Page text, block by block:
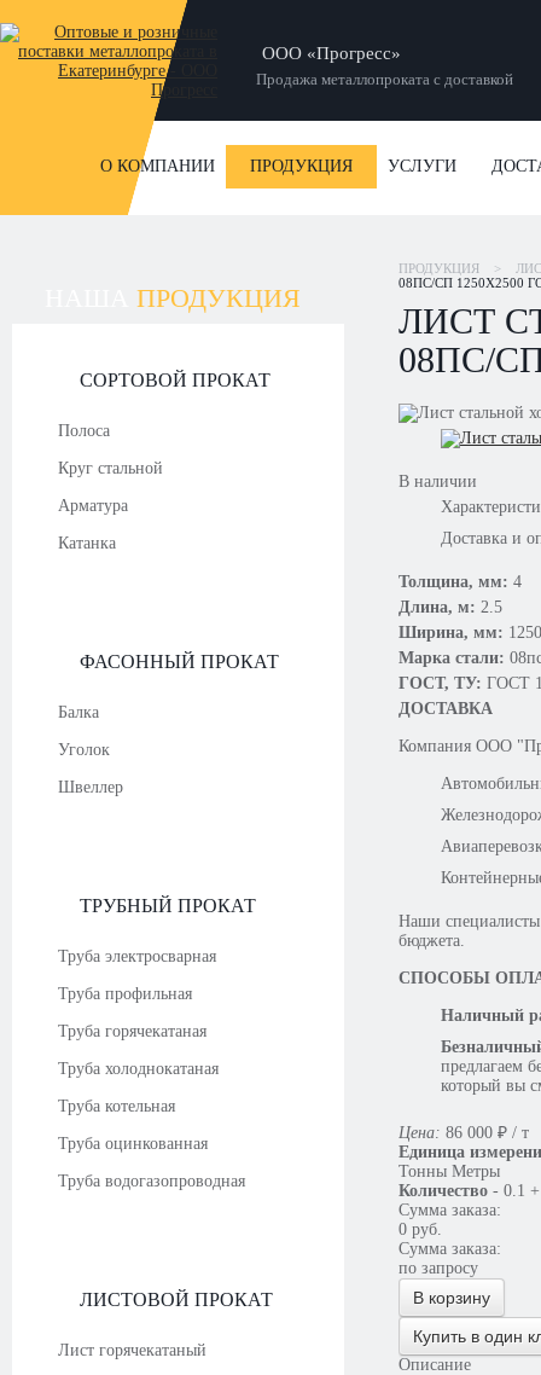
ООО «Прогресс»
Продажа металлопроката с доставкой
О КОМПАНИИ ПРОДУКЦИЯ УСЛУГИ
ПРОДУКЦИЯ
СОРТОВОЙ ПРОКАТ
Полоса
Круг стальной
Арматура
Катанка
ФАСОННЫЙ ПРОКАТ
Балка
Уголок
Швеллер
ТРУБНЫЙ ПРОКАТ
Труба электросварная
Труба профильная
Труба горячекатаная
Труба холоднокатаная
Труба котельная
Труба оцинкованная
Труба водогазопроводная
ЛИСТОВОЙ ПРОКАТ
Лист горячекатаный
ПРОДУКЦИЯ >
08ПС/СП 1250Х2500
ЛИСТ
08ПС/СП
В наличии
Доставка и
Толщина, мм: 4
Длина, м: 2.5
Ширина, мм: 1250
Марка стали:
ГОСТ, ТУ: ГОСТ
ДОСТАВКА
Компания OOO
Наши специалисты
бюджета.
СПОСОБЫ
Наличный
предлагаем
который вы
Цена: 86 000 ₽ / т
Единица
Тонны Метры
Количество - 0.1 +
Сумма заказа:
0 руб.
Сумма заказа:
по запросу
В корзину
Купить в один
Описание